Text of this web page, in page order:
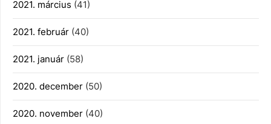
2021. március (41)
2021. február (40)
2021. január (58)
2020. december (50)
2020. november (40)